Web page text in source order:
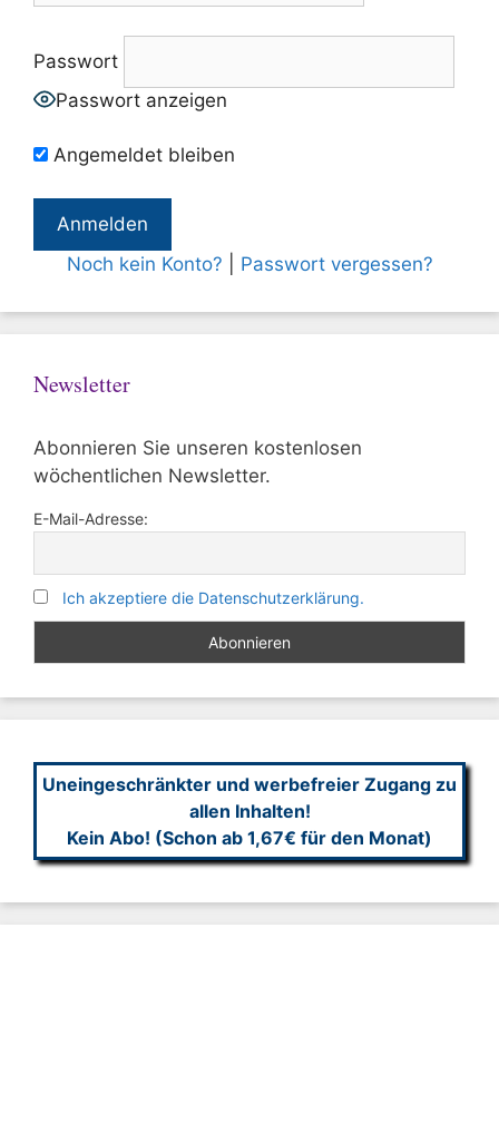
Passwort
Passwort anzeigen
Angemeldet bleiben
Noch kein Konto? Passwort vergessen?
Newsletter
Abonnieren Sie unseren kostenlosen
wöchentlichen Newsletter.
E-Mail-Adresse:
Ich akzeptiere die Datenschutzerklärung.
Uneingeschränkter und werbefreier Zugang zu
allen Inhalten!
Kein Abo! (Schon ab 1,67€ für den Monat)